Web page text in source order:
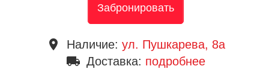
Забронировать
place Наличие: ул. Пушкарева, 8a
local_shipping Доставка: подробнее